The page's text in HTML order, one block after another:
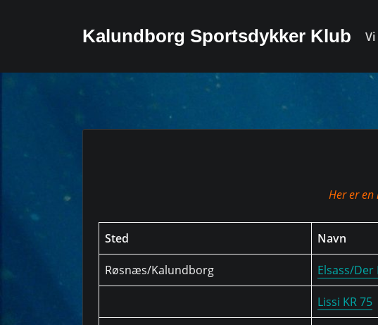
Kalundborg Sportsdykker Klub
Her er en
Sted Navn
Røsnæs/Kalundborg Elsass/Der
Lissi KR 75